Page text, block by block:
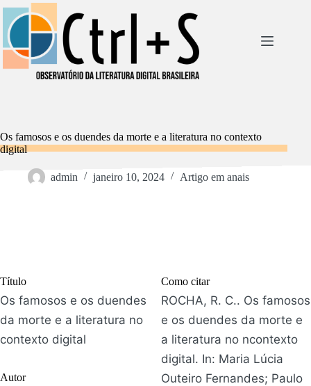
Pular
para
conteúdo
Os famosos e os duendes da morte e a literatura no contexto
digital
admin janeiro 10, 2024 Artigo em anais
Título
Os famosos e os duendes
da morte e a literatura no
contexto digital
Autor
Como citar
ROCHA, R. C.. Os famosos
e os duendes da morte e
a literatura no ncontexto
digital. In: Maria Lúcia
Outeiro Fernandes; Paulo